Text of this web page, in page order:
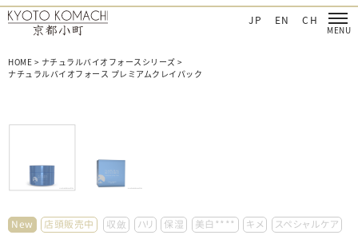
京都小町化粧品‐日本を肌で感じてほしい
JP EN CH
HOME > ナチュラルバイオフォースシリーズ >
ナチュラルバイオフォース プレミアムクレイパック
New 店頭販売中 収斂 ハリ 保湿 美白**** キメ スペシャルケア
本を肌で感じてほしい